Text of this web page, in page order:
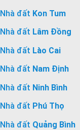
Nhà đất Kon Tum
Nhà đất Lâm Đồng
Nhà đất Lào Cai
Nhà đất Nam Định
Nhà đất Ninh Bình
Nhà đất Phú Thọ
Nhà đất Quảng Bình